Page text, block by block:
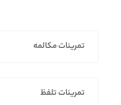
تمرینات مکالمه
تمرینات تلفظ